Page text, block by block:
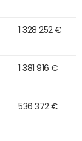
1 328 252 €
1 381 916 €
536 372 €